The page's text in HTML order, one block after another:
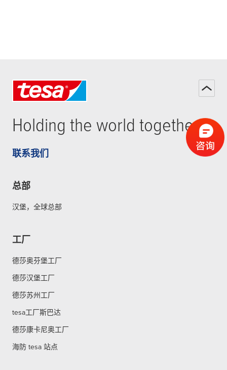
Holding the world together
联系我们
总部
汉堡，全球总部
工厂
德莎奥芬堡工厂
德莎汉堡工厂
德莎苏州工厂
tesa工厂斯巴达
德莎康卡尼奥工厂
海防 tesa 站点